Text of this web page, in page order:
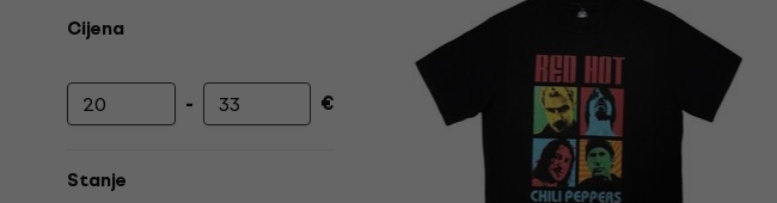
Cijena
Najniža cijena
- Najviša cijena
€
Stanje